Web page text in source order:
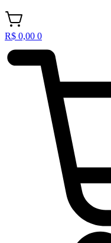
R$ 0,00 0